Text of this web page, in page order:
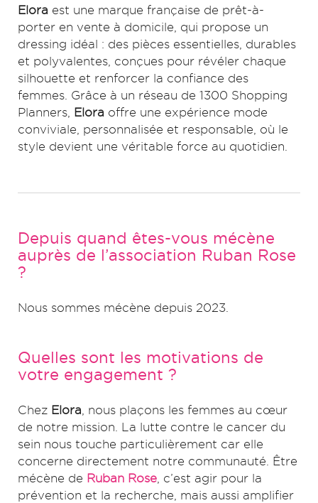
Elora est une marque française de prêt-à-
porter en vente à domicile, qui propose un
dressing idéal : des pièces essentielles, durables
et polyvalentes, conçues pour révéler chaque
silhouette et renforcer la confiance des
femmes. Grâce à un réseau de 1300 Shopping
Planners,
Elora offre une expérience mode
conviviale, personnalisée et responsable, où le
style devient une véritable force au quotidien.
Depuis quand êtes-vous mécène
auprès de l’association Ruban Rose
?
Nous sommes mécène depuis 2023.
Quelles sont les motivations de
votre engagement ?
Chez Elora , nous plaçons les femmes au cœur
de notre mission. La lutte contre le cancer du
sein nous touche particulièrement car elle
concerne directement notre communauté. Être
mécène de Ruban Rose , c’est agir pour la
prévention et la recherche, mais aussi amplifier